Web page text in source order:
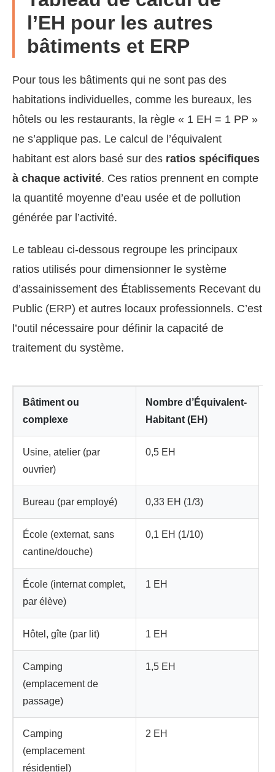
l’EH pour les autres
bâtiments et ERP
Pour tous les bâtiments qui ne sont pas des
habitations individuelles, comme les bureaux, les
hôtels ou les restaurants, la règle « 1 EH = 1 PP »
ne s’applique pas. Le calcul de l’équivalent
habitant est alors basé sur des ratios spécifiques
à chaque activité. Ces ratios prennent en compte
la quantité moyenne d’eau usée et de pollution
générée par l’activité.
Le tableau ci-dessous regroupe les principaux
ratios utilisés pour dimensionner le système
d’assainissement des Établissements Recevant du
Public (ERP) et autres locaux professionnels. C’est
l’outil nécessaire pour définir la capacité de
traitement du système.
Bâtiment ou
complexe
Nombre d’Équivalent-
Habitant (EH)
Usine, atelier (par
ouvrier)
0,5 EH
Bureau (par employé) 0,33 EH (1/3)
École (externat, sans
cantine/douche)
0,1 EH (1/10)
École (internat complet,
par élève)
1 EH
Hôtel, gîte (par lit) 1 EH
Camping
(emplacement de
passage)
1,5 EH
Camping
(emplacement
résidentiel)
2 EH